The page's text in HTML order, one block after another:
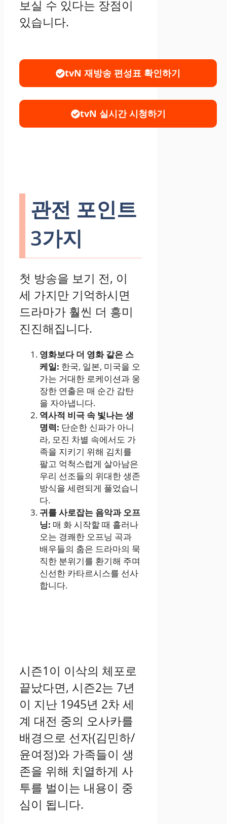
보실 수 있다는 장점이
있습니다.
tvN 재방송 편성표 확인하기
tvN 실시간 시청하기
관전 포인트
3가지
첫 방송을 보기 전, 이
세 가지만 기억하시면
드라마가 훨씬 더 흥미
진진해집니다.
영화보다 더 영화 같은 스
케일: 한국, 일본, 미국을 오
가는 거대한 로케이션과 웅
장한 연출은 매 순간 감탄
을 자아냅니다.
역사적 비극 속 빛나는 생
명력: 단순한 신파가 아니
라, 모진 차별 속에서도 가
족을 지키기 위해 김치를
팔고 억척스럽게 살아남은
우리 선조들의 위대한 생존
방식을 세련되게 풀었습니
다.
귀를 사로잡는 음악과 오프
닝: 매 화 시작할 때 흘러나
오는 경쾌한 오프닝 곡과
배우들의 춤은 드라마의 묵
직한 분위기를 환기해 주며
신선한 카타르시스를 선사
합니다.
시즌1이 이삭의 체포로
끝났다면, 시즌2는 7년
이 지난 1945년 2차 세
계 대전 중의 오사카를
배경으로 선자(김민하/
윤여정)와 가족들이 생
존을 위해 치열하게 사
투를 벌이는 내용이 중
심이 됩니다.